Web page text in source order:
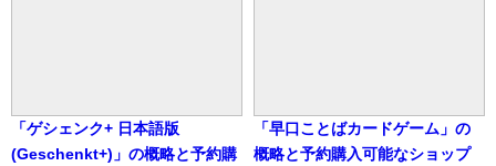
「ゲシェンク+ 日本語版
(Geschenkt+)」の概略と予約購
「早口ことばカードゲーム」の
概略と予約購入可能なショップ